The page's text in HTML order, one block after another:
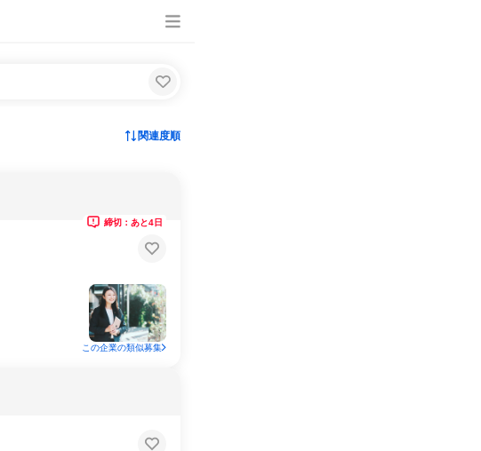
関連度順
締切：あと4日
この企業の類似募集